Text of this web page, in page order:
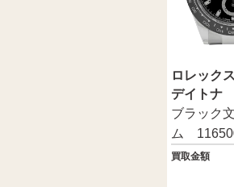
ロレックス
デイトナ
ブラック
ム
買取金額